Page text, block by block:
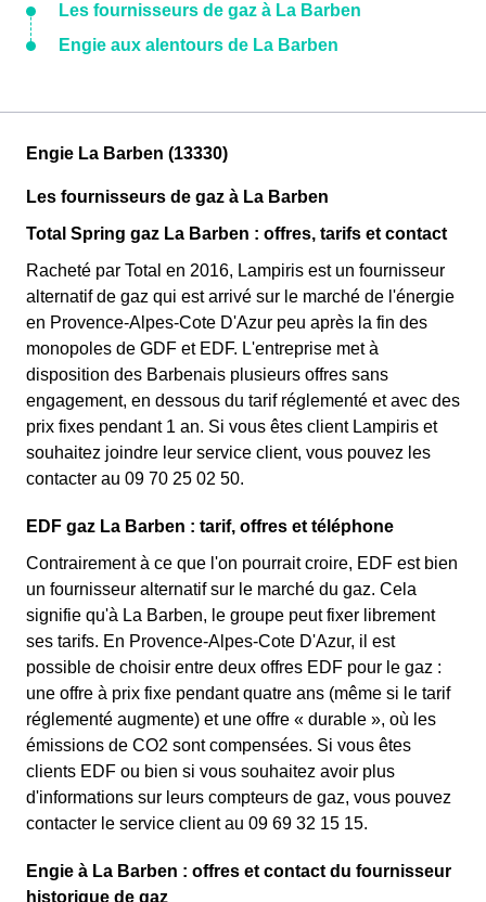
Les fournisseurs de gaz à La Barben
Engie aux alentours de La Barben
Engie La Barben (13330)
Les fournisseurs de gaz à La Barben
Total Spring gaz La Barben : offres, tarifs et contact
Racheté par Total en 2016, Lampiris est un fournisseur
alternatif de gaz qui est arrivé sur le marché de l'énergie
en Provence-Alpes-Cote D'Azur peu après la fin des
monopoles de GDF et EDF. L'entreprise met à
disposition des Barbenais plusieurs offres sans
engagement, en dessous du tarif réglementé et avec des
prix fixes pendant 1 an. Si vous êtes client Lampiris et
souhaitez joindre leur service client, vous pouvez les
contacter au 09 70 25 02 50.
EDF gaz La Barben : tarif, offres et téléphone
Contrairement à ce que l'on pourrait croire, EDF est bien
un fournisseur alternatif sur le marché du gaz. Cela
signifie qu'à La Barben, le groupe peut fixer librement
ses tarifs. En Provence-Alpes-Cote D'Azur, il est
possible de choisir entre deux offres EDF pour le gaz :
une offre à prix fixe pendant quatre ans (même si le tarif
réglementé augmente) et une offre « durable », où les
émissions de CO2 sont compensées. Si vous êtes
clients EDF ou bien si vous souhaitez avoir plus
d'informations sur leurs compteurs de gaz, vous pouvez
contacter le service client au 09 69 32 15 15.
Engie à La Barben : offres et contact du fournisseur
historique de gaz